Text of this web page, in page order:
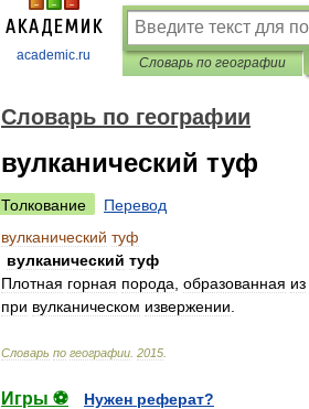
academic.ru Словарь по географии
Словарь по географии
вулканический туф
Толкование
Перевод
вулканический туф
вулканический туф
Плотная горная порода образованная из
при вулканическом извержении
Словарь по географии 2015
Игры ⚽
Нужен реферат?